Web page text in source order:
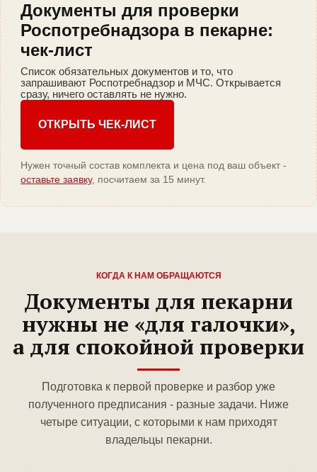
Документы для проверки
Роспотребнадзора в пекарне:
чек-лист
Список обязательных документов и то, что
запрашивают Роспотребнадзор и МЧС. Открывается
сразу, ничего оставлять не нужно.
ОТКРЫТЬ ЧЕК-ЛИСТ
Нужен точный состав комплекта и цена под ваш объект -
оставьте заявку, посчитаем за 15 минут.
КОГДА К НАМ ОБРАЩАЮТСЯ
Документы для пекарни
нужны не «для галочки»,
а для спокойной проверки
Подготовка к первой проверке и разбор уже
полученного предписания - разные задачи. Ниже
четыре ситуации, с которыми к нам приходят
владельцы пекарни.